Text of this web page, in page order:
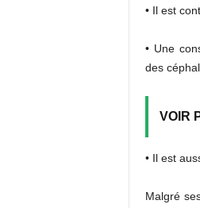
• Il est
• Une
des
VOIR
• Il est
Malgré